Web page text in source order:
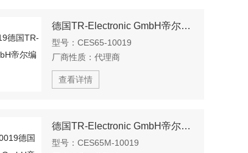
德国TR-Electronic GmbH帝尔编码器
型号： CES65-10019
厂商性质： 代理商
查看详情
德国TR-Electronic GmbH帝尔编码器
型号： CES65M-10019